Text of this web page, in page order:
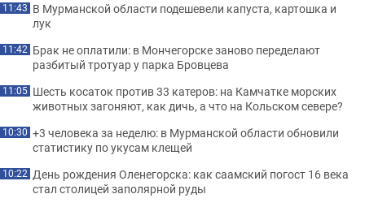
11:43 В Мурманской области подешевели капуста, картошка и
лук
11:42 Брак не оплатили: в Мончегорске заново переделают
разбитый тротуар у парка Бровцева
11:05 Шесть косаток против 33 катеров: на Камчатке морских
животных загоняют, как дичь, а что на Кольском севере?
10:30 +3 человека за неделю: в Мурманской области обновили
статистику по укусам клещей
10:22 День рождения Оленегорска: как саамский погост 16 века
стал столицей заполярной руды